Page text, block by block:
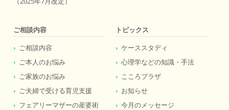
ご相談内容
ご相談内容
ご本人のお悩み
ご家族のお悩み
ご夫婦で受ける育児支援
フェアリーマザーの産婆術
トピックス
ケーススタディ
心理学などの知識・手法
こころプラザ
お知らせ
今月のメッセージ